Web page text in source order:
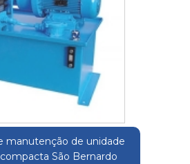
manutenção de unidade
São Bernardo